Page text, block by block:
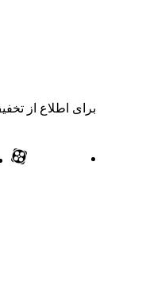
برای اطلاع از